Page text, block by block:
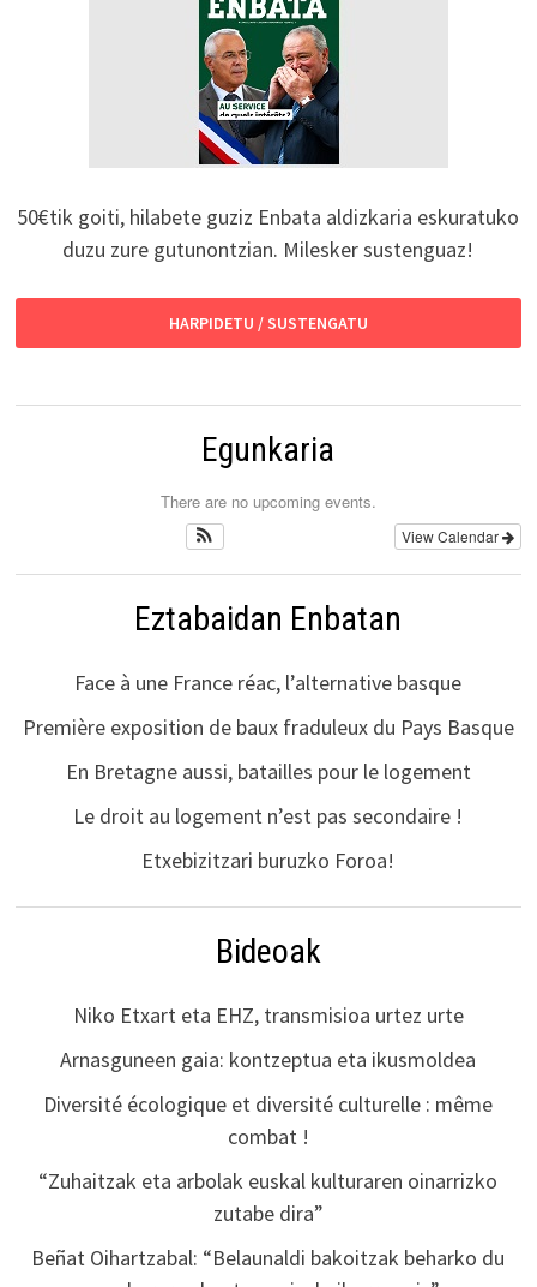
50€tik goiti, hilabete guziz Enbata aldizkaria eskuratuko
duzu zure gutunontzian. Milesker sustenguaz!
HARPIDETU / SUSTENGATU
Egunkaria
There are no upcoming events.
View Calendar
Eztabaidan Enbatan
Face à une France réac, l’alternative basque
Première exposition de baux fraduleux du Pays Basque
En Bretagne aussi, batailles pour le logement
Le droit au logement n’est pas secondaire !
Etxebizitzari buruzko Foroa!
Bideoak
Niko Etxart eta EHZ, transmisioa urtez urte
Arnasguneen gaia: kontzeptua eta ikusmoldea
Diversité écologique et diversité culturelle : même
combat !
“Zuhaitzak eta arbolak euskal kulturaren oinarrizko
zutabe dira”
Beñat Oihartzabal: “Belaunaldi bakoitzak beharko du